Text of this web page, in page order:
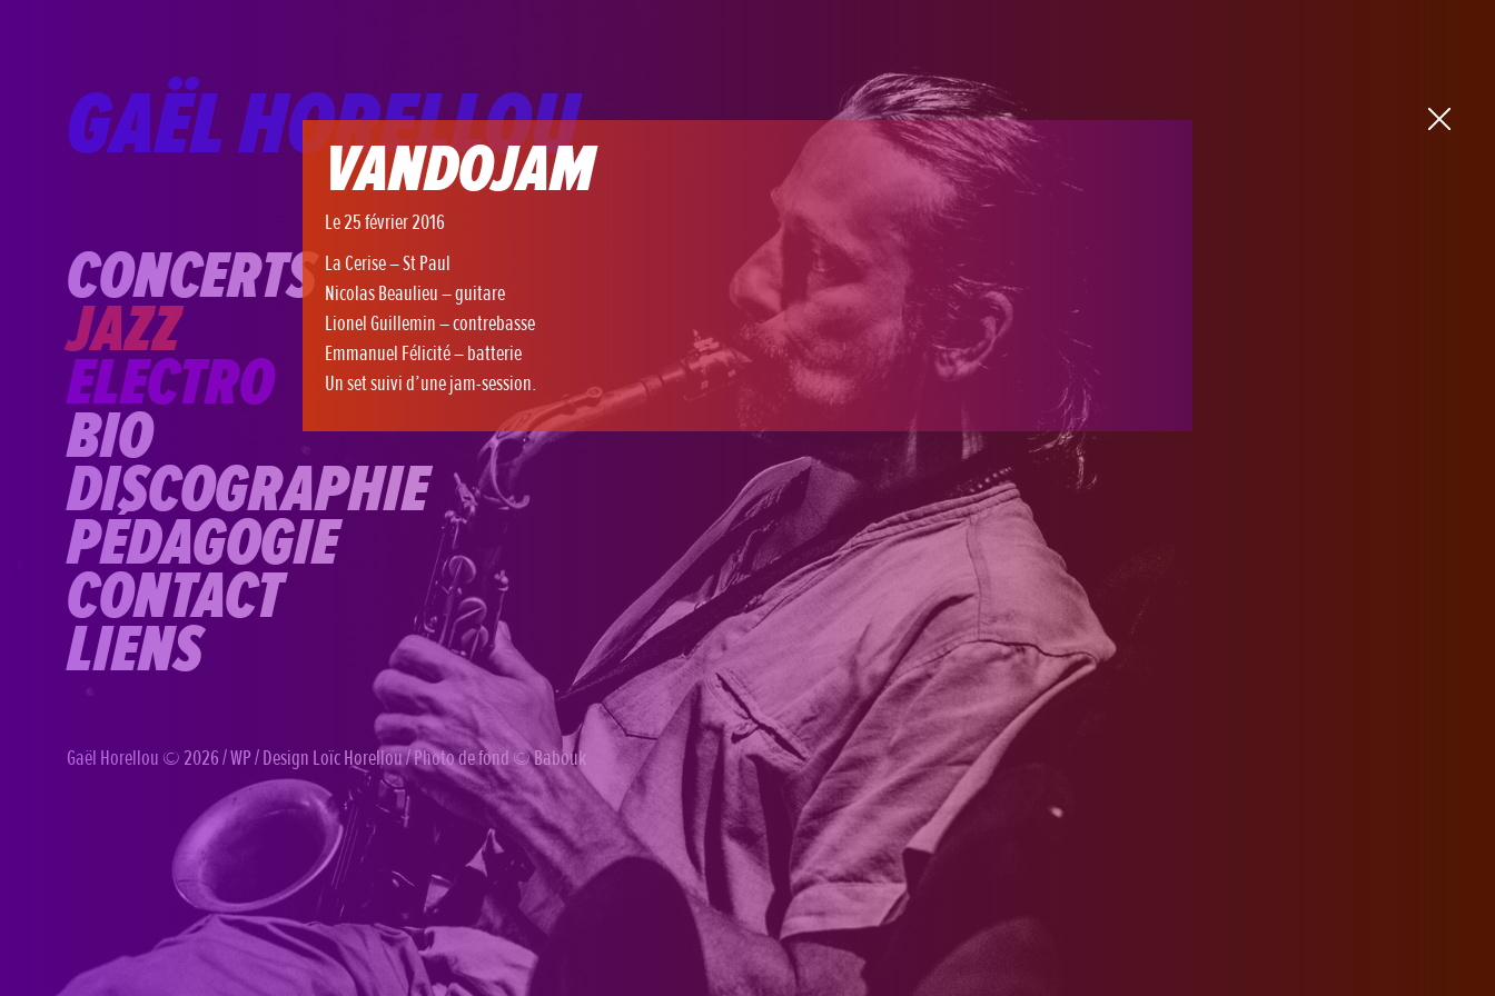
GAËL HORELLOU
VANDOJAM
Le 25 février 2016
La Cerise – St Paul
Nicolas Beaulieu – guitare
Lionel Guillemin – contrebasse
Emmanuel Félicité – batterie
Un set suivi d’une jam-session.
CONCERTS
JAZZ
ELECTRO
BIO
DISCOGRAPHIE
PÉDAGOGIE
CONTACT
LIENS
Gaël Horellou © 2026 /WP/ Design Loïc Horellou/ Photo de fond ©Babouk